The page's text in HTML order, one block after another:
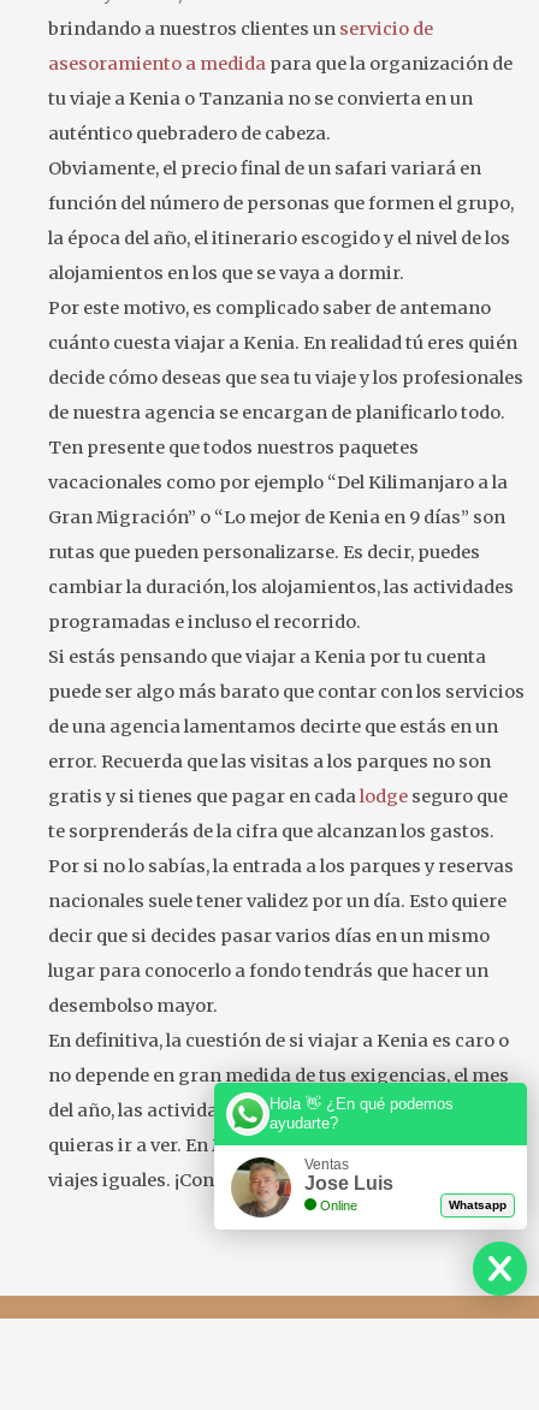
brindando a nuestros clientes un servicio de
asesoramiento a medida para que la organización de
tu viaje a Kenia o Tanzania no se convierta en un
auténtico quebradero de cabeza.
Obviamente, el precio final de un safari variará en
función del número de personas que formen el grupo,
la época del año, el itinerario escogido y el nivel de los
alojamientos en los que se vaya a dormir.
Por este motivo, es complicado saber de antemano
cuánto cuesta viajar a Kenia. En realidad tú eres quién
decide cómo deseas que sea tu viaje y los profesionales
de nuestra agencia se encargan de planificarlo todo.
Ten presente que todos nuestros paquetes
vacacionales como por ejemplo “Del Kilimanjaro a la
Gran Migración” o “Lo mejor de Kenia en 9 días” son
rutas que pueden personalizarse. Es decir, puedes
cambiar la duración, los alojamientos, las actividades
programadas e incluso el recorrido.
Si estás pensando que viajar a Kenia por tu cuenta
puede ser algo más barato que contar con los servicios
de una agencia lamentamos decirte que estás en un
error. Recuerda que las visitas a los parques no son
gratis y si tienes que pagar en cadalodge seguro que
te sorprenderás de la cifra que alcanzan los gastos.
Por si no lo sabías, la entrada a los parques y reservas
nacionales suele tener validez por un día. Esto quiere
decir que si decides pasar varios días en un mismo
lugar para conocerlo a fondo tendrás que hacer un
desembolso mayor.
En definitiva, la cuestión de si viajar a Kenia es caro o
no depende en gran medida de tus exigencias, el mes
del año, las actividades que reserves y los lugares que
quieras ir a ver. En Masikio Safaris no hacemos dos
viajes iguales. ¡Consúltanos!
Hola 👋 ¿En qué podemos
ayudarte?
Ventas
Jose Luis
Online Whatsapp